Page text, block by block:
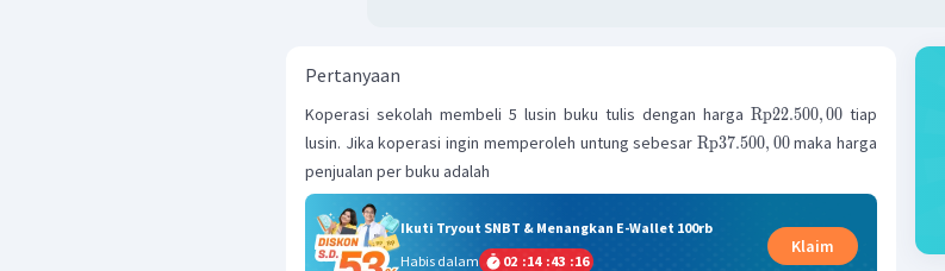
Pertanyaan
Koperasi sekolah membeli 5 lusin buku tulis dengan harga Rp22.500,00 tiap
lusin. Jika koperasi ingin memperoleh untung sebesarRp37.500, 00maka harga
penjualan per buku adalah
Ikuti Tryout SNBT & Menangkan E-Wallet 100rb
Habis dalam
02 :14 :43 :15
Klaim